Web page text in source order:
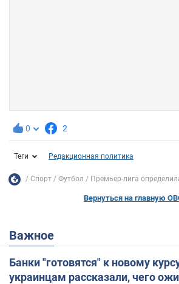
0 2
Теги Редакционная политика
Спорт Футбол Премьер-лига
Вернуться на главную
Важное
Банки "готовятся" к новому
украинцам рассказали, чего